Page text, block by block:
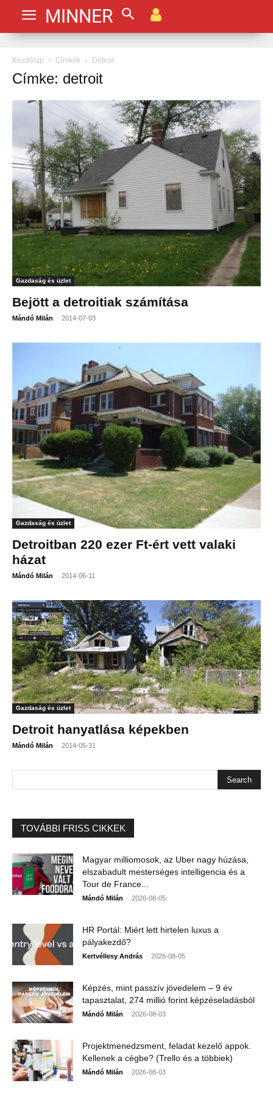
MINNER
Kezdőlap Címkék Detroit
Címke: detroit
Gazdaság és üzlet
Bejött a detroitiak számítása
Mándó Milán - 2014-07-03
Gazdaság és üzlet
Detroitban 220 ezer Ft-ért vett valaki
házat
Mándó Milán - 2014-06-11
Gazdaság és üzlet
Detroit hanyatlása képekben
Mándó Milán - 2014-05-31
TOVÁBBI FRISS CIKKEK
Magyar milliomosok, az Uber nagy húzása,
elszabadult mesterséges intelligencia és a
Tour de France...
Mándó Milán - 2026-08-05
HR Portál: Miért lett hirtelen luxus a
pályakezdő?
Kertvéllesy András - 2026-08-05
Képzés, mint passzív jövedelem – 9 év
tapasztalat, 274 millió forint képzéseladásból
Mándó Milán - 2026-08-03
Projektmenedzsment, feladat kezelő appok.
Kellenek a cégbe? (Trello és a többiek)
Mándó Milán - 2026-08-03